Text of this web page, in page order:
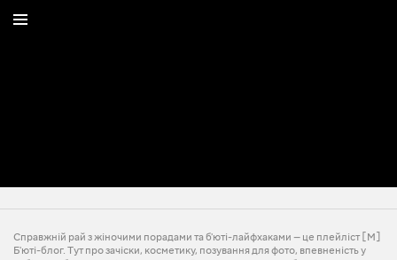
Справжній рай з жіночими порадами та б'юті-лайфхаками — це плейліст [M]
Б'юті-блог. Тут про зачіски, косметику, позування для фото, впевненість у